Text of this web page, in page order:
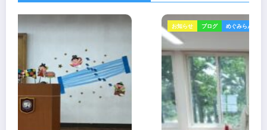
お知らせ ブログ めぐみらんど